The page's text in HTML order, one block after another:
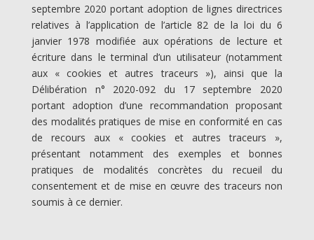
septembre 2020 portant adoption de lignes directrices
relatives à l’application de l’article 82 de la loi du 6
janvier 1978 modifiée aux opérations de lecture et
écriture dans le terminal d’un utilisateur (notamment
aux « cookies et autres traceurs »), ainsi que la
Délibération n° 2020-092 du 17 septembre 2020
portant adoption d’une recommandation proposant
des modalités pratiques de mise en conformité en cas
de recours aux « cookies et autres traceurs »,
présentant notamment des exemples et bonnes
pratiques de modalités concrètes du recueil du
consentement et de mise en œuvre des traceurs non
soumis à ce dernier.